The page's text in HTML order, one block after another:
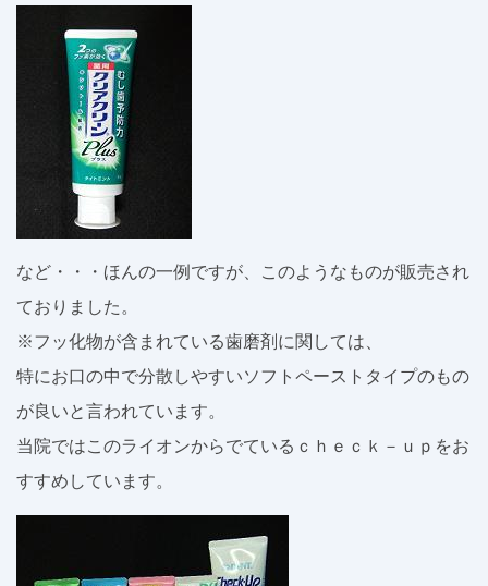
など・・・ほんの一例ですが、このようなものが販売され
ておりました。
※フッ化物が含まれている歯磨剤に関しては、
特にお口の中で分散しやすいソフトペーストタイプのもの
が良いと言われています。
当院ではこのライオンからでているｃｈｅｃｋ－ｕｐをお
すすめしています。